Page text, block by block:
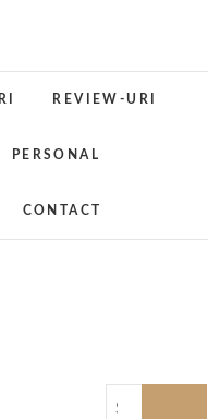
REVIEW-URI
PERSONAL
CONTACT